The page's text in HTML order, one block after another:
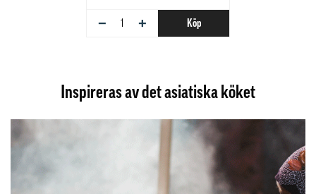
− + Köp
Inspireras av det asiatiska köket